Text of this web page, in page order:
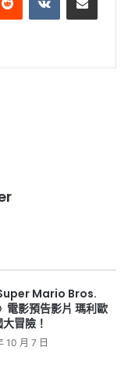
Mario Bros.
電影預告影片 瑪利歐
冒險！
10 月 7 日